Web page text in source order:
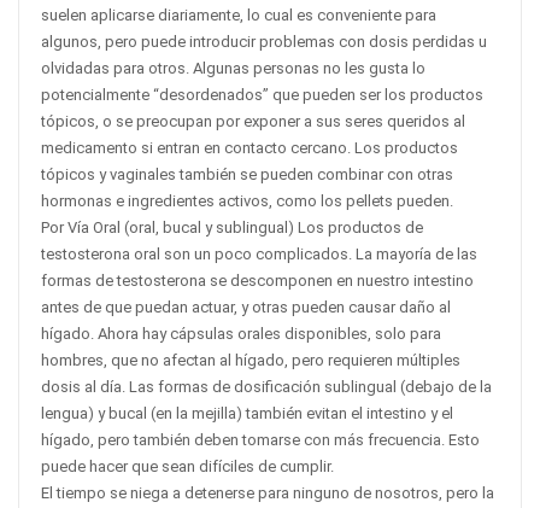
suelen aplicarse diariamente, lo cual es conveniente para
algunos, pero puede introducir problemas con dosis perdidas u
olvidadas para otros. Algunas personas no les gusta lo
potencialmente “desordenados” que pueden ser los productos
tópicos, o se preocupan por exponer a sus seres queridos al
medicamento si entran en contacto cercano. Los productos
tópicos y vaginales también se pueden combinar con otras
hormonas e ingredientes activos, como los pellets pueden.
Por Vía Oral (oral, bucal y sublingual) Los productos de
testosterona oral son un poco complicados. La mayoría de las
formas de testosterona se descomponen en nuestro intestino
antes de que puedan actuar, y otras pueden causar daño al
hígado. Ahora hay cápsulas orales disponibles, solo para
hombres, que no afectan al hígado, pero requieren múltiples
dosis al día. Las formas de dosificación sublingual (debajo de la
lengua) y bucal (en la mejilla) también evitan el intestino y el
hígado, pero también deben tomarse con más frecuencia. Esto
puede hacer que sean difíciles de cumplir.
El tiempo se niega a detenerse para ninguno de nosotros, pero la